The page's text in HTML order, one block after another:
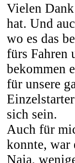
Vielen
hat. Und
wo es das
fürs Fahren
bekommen
für unsere
sich sein.
Auch für
konnte, war
Naja,